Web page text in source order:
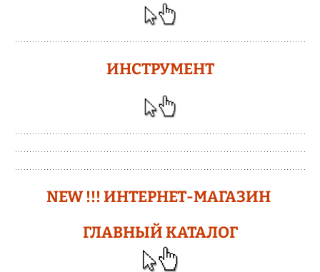
ИНСТРУМЕНТ
NEW !!!ИНТЕРНЕТ-МАГАЗИН
ГЛАВНЫЙ КАТАЛОГ